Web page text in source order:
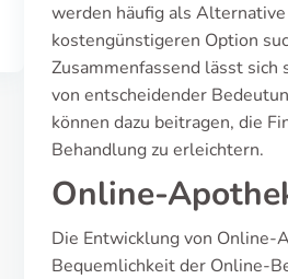
werden häufig als
kostengünstigeren Option
Zusammenfassend lässt
von entscheidender
können dazu beitragen, die
Behandlung zu erleichtern.
Online-
Die Entwicklung von Online-
Bequemlichkeit der Online-